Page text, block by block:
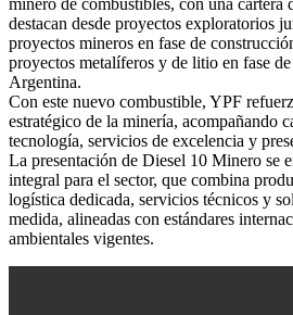
destacan desde proyectos exploratorios
proyectos mineros en fase de
proyectos metalíferos y de litio en fase
Argentina.
Con este nuevo combustible, YPF
estratégico de la minería, acompañando
tecnología, servicios de excelencia y
La presentación de Diesel 10 Minero se
integral para el sector, que combina
logística dedicada, servicios técnicos y
medida, alineadas con estándares
ambientales vigentes.